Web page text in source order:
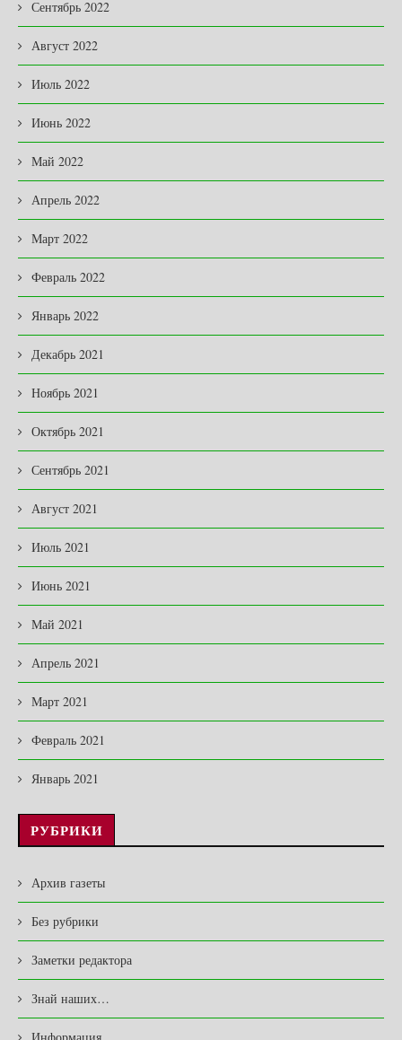
Сентябрь 2022
Август 2022
Июль 2022
Июнь 2022
Май 2022
Апрель 2022
Март 2022
Февраль 2022
Январь 2022
Декабрь 2021
Ноябрь 2021
Октябрь 2021
Сентябрь 2021
Август 2021
Июль 2021
Июнь 2021
Май 2021
Апрель 2021
Март 2021
Февраль 2021
Январь 2021
РУБРИКИ
Архив газеты
Без рубрики
Заметки редактора
Знай наших…